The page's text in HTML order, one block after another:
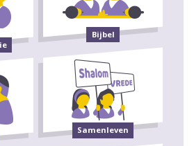
Bijbel
Samenleven